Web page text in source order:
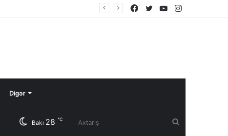
YouTube
Twitter
Facebook
Digər
Bakı 28 ℃